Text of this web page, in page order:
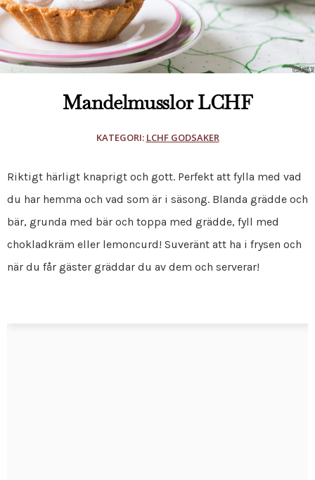
Mandelmusslor LCHF
KATEGORI: LCHF GODSAKER
Riktigt härligt knaprigt och gott. Perfekt att fylla med vad
du har hemma och vad som är i säsong. Blanda grädde och
bär, grunda med bär och toppa med grädde, fyll med
chokladkräm eller lemoncurd! Suveränt att ha i frysen och
när du får gäster gräddar du av dem och serverar!